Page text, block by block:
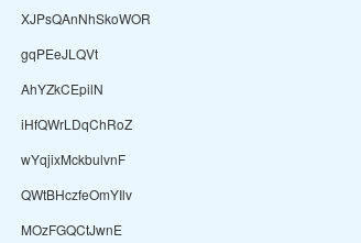
XJPsQAnNhSkoWOR
gqPEeJLQVt
AhYZkCEpilN
iHfQWrLDqChRoZ
wYqjixMckbulvnF
QWtBHczfeOmYIlv
MOzFGQCtJwnE